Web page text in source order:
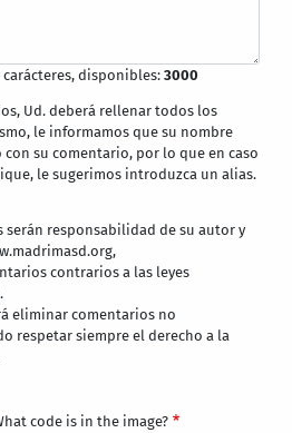
disponibles:3000
Ud. deberá rellenar todos los
le informamos que su nombre
su comentario, por lo que en caso
le sugerimos introduzca un alias.
serán responsabilidad de su autor y
contrarios a las leyes
eliminar comentarios no
respetar siempre el derecho a la
code is in the image?